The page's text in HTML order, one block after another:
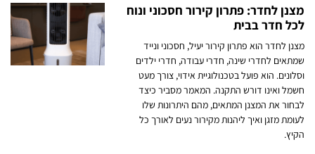
מצנן לחדר: פתרון קירור חסכוני ונוח
לכל חדר בבית
מצנן לחדר הוא פתרון קירור יעיל, חסכוני ונייד
שמתאים לחדרי שינה, חדרי עבודה, חדרי ילדים
וסלונים. הוא פועל בטכנולוגיית אידוי, צורך מעט
חשמל ואינו דורש התקנה. המאמר מסביר כיצד
לבחור את המצנן המתאים, מהם היתרונות שלו
לעומת מזגן ואיך ליהנות מקירור נעים לאורך כל
הקיץ.